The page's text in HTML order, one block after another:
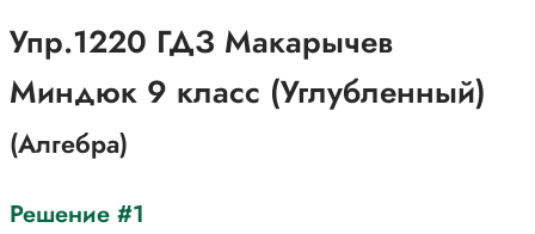
Упр.1220 ГДЗ Макарычев
Миндюк 9 класс (Углубленный)
(Алгебра)
Решение #1